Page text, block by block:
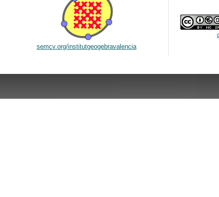
semcv.org/institutgeogebravalencia